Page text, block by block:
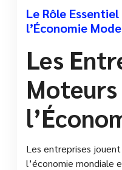
Le Rôle
l’Économie
Les
Moteurs
Les entreprises
l’économie mondiale